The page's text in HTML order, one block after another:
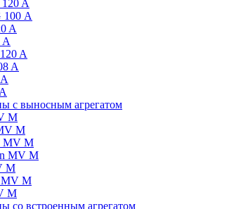
A
100 А
A
A
A
A
с выносным агрегатом
M
M
MV M
MV M
M
MV M
M
со встроенным агрегатом